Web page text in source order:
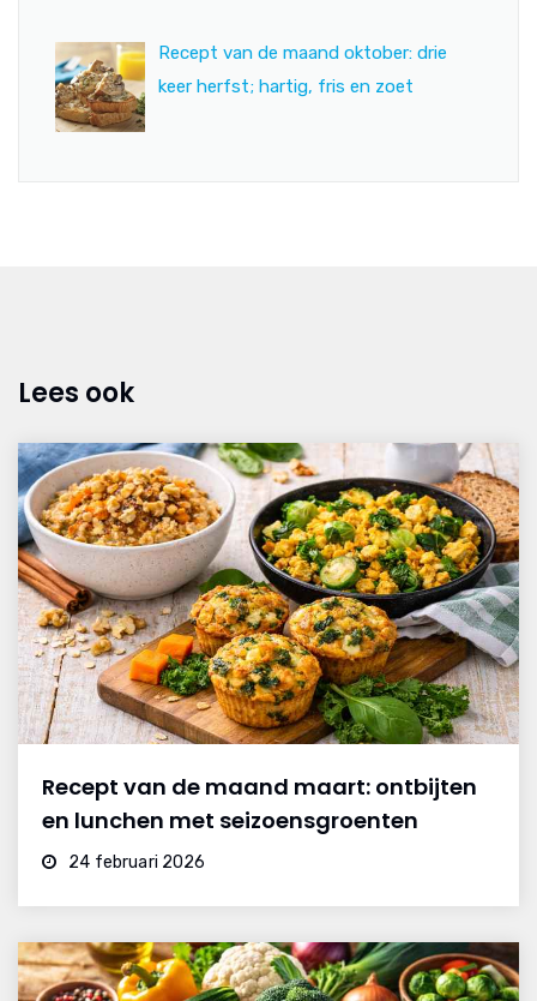
Recept van de maand oktober: drie
keer herfst; hartig, fris en zoet
Lees ook
Recept van de maand maart: ontbijten
en lunchen met seizoensgroenten
24 februari 2026